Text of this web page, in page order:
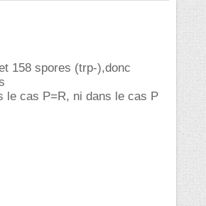
158 spores (trp-),donc
le cas P=R, ni dans le cas P